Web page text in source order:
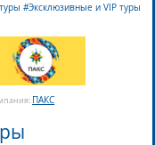
ПАКС
#Эксклюзивные и VIP туры